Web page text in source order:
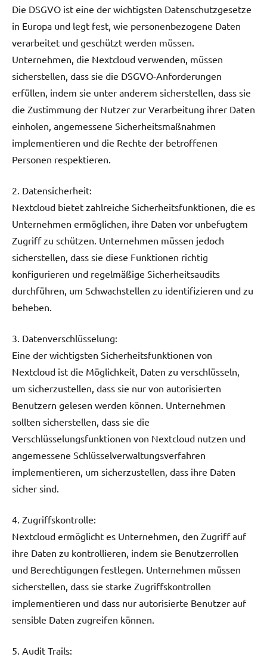
Die DSGVO ist eine der wichtigsten Datenschutzgesetze
in Europa und legt fest, wie personenbezogene Daten
verarbeitet und geschützt werden müssen.
Unternehmen, die Nextcloud verwenden, müssen
sicherstellen, dass sie die DSGVO-Anforderungen
erfüllen, indem sie unter anderem sicherstellen, dass sie
die Zustimmung der Nutzer zur Verarbeitung ihrer Daten
einholen, angemessene Sicherheitsmaßnahmen
implementieren und die Rechte der betroffenen
Personen respektieren.
2. Datensicherheit:
Nextcloud bietet zahlreiche Sicherheitsfunktionen, die es
Unternehmen ermöglichen, ihre Daten vor unbefugtem
Zugriff zu schützen. Unternehmen müssen jedoch
sicherstellen, dass sie diese Funktionen richtig
konfigurieren und regelmäßige Sicherheitsaudits
durchführen, um Schwachstellen zu identifizieren und zu
beheben.
3. Datenverschlüsselung:
Eine der wichtigsten Sicherheitsfunktionen von
Nextcloud ist die Möglichkeit, Daten zu verschlüsseln,
um sicherzustellen, dass sie nur von autorisierten
Benutzern gelesen werden können. Unternehmen
sollten sicherstellen, dass sie die
Verschlüsselungsfunktionen von Nextcloud nutzen und
angemessene Schlüsselverwaltungsverfahren
implementieren, um sicherzustellen, dass ihre Daten
sicher sind.
4. Zugriffskontrolle:
Nextcloud ermöglicht es Unternehmen, den Zugriff auf
ihre Daten zu kontrollieren, indem sie Benutzerrollen
und Berechtigungen festlegen. Unternehmen müssen
sicherstellen, dass sie starke Zugriffskontrollen
implementieren und dass nur autorisierte Benutzer auf
sensible Daten zugreifen können.
5. Audit Trails: